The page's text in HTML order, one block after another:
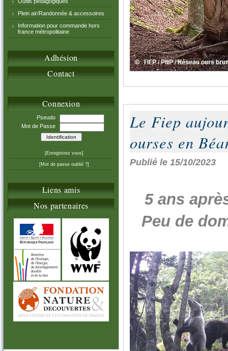
Plein air/Randonnée & accessoires
Information pour commande hors
france métropolitaine
Adhésion
Contact
Connexion
Pseudo
Mot de Passe
[Enregistrez vous]
[Mot de passe oublié ?]
Liens amis
Nos partenaires
Le Fiep
ourses en
Publié le 15/10/2023
5 ans
Peu de